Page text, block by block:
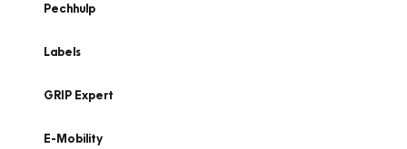
Pechhulp
Labels
GRIP Expert
E-Mobility